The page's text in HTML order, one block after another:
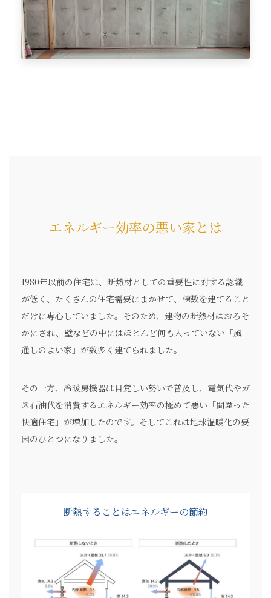
エネルギー効率の悪い家とは
1980年以前の住宅は、断熱材としての重要性に対する認識
が低く、たくさんの住宅需要にまかせて、棟数を建てること
だけに専心していました。そのため、建物の断熱材はおろそ
かにされ、壁などの中にはほとんど何も入っていない「風
通しのよい家」が数多く建てられました。
その一方、冷暖房機器は目覚しい勢いで普及し、電気代やガ
ス石油代を消費するエネルギー効率の極めて悪い「間違った
快適住宅」が増加したのです。そしてこれは地球温暖化の要
因のひとつになりました。
断熱することはエネルギーの節約